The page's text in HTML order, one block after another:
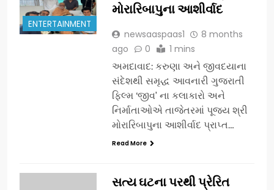
ENTERTAINMENT
મોરારિબાપુના આશીર્વાદ
newsaaspaas1
8 months
ago
0 1 mins
અમદાવાદ: કરુણા અને જીવદયાના
સંદેશથી સમૃદ્ધ આવનારી ગુજરાતી
ફિલ્મ ‘જીવ’ ના કલાકારો અને
નિર્માતાઓએ તાજેતરમાં પૂજ્ય શ્રી
મોરારિબાપુના આશીર્વાદ પ્રાપ્ત…
Read More
સત્ય ઘટના પરથી પ્રેરિત